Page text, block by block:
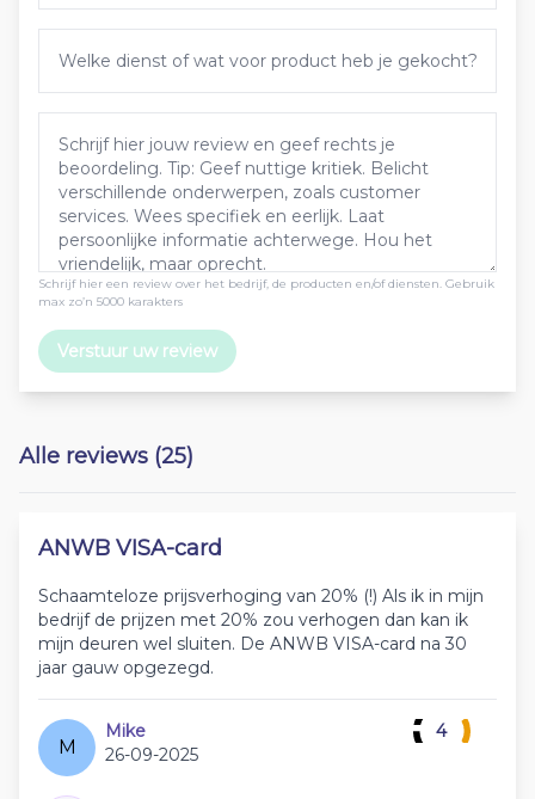
Schrijf hier een review over het bedrijf, de producten en/of diensten. Gebruik
max zo’n 5000 karakters
Verstuur uw review
Alle reviews (25)
ANWB VISA-card
Schaamteloze prijsverhoging van 20% (!) Als ik in mijn
bedrijf de prijzen met 20% zou verhogen dan kan ik
mijn deuren wel sluiten. De ANWB VISA-card na 30
jaar gauw opgezegd.
M
Mike
26-09-2025
4